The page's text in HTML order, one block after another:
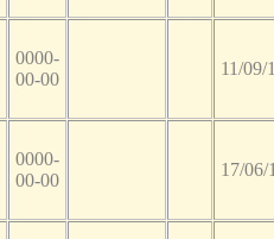
0000-
00-00
11/09/
0000-
00-00
17/06/